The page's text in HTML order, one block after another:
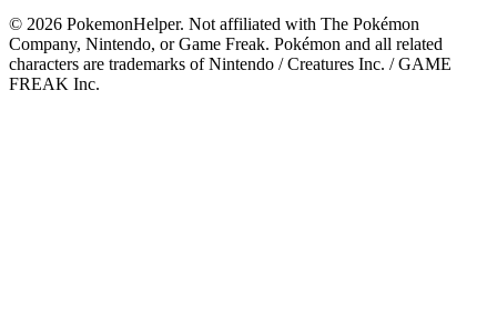
© 2026 PokemonHelper. Not affiliated with The Pokémon
Company, Nintendo, or Game Freak. Pokémon and all related
characters are trademarks of Nintendo / Creatures Inc. / GAME
FREAK Inc.